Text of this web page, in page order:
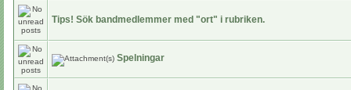
Tips! Sök bandmedlemmer med "ort" i rubriken.
Spelningar